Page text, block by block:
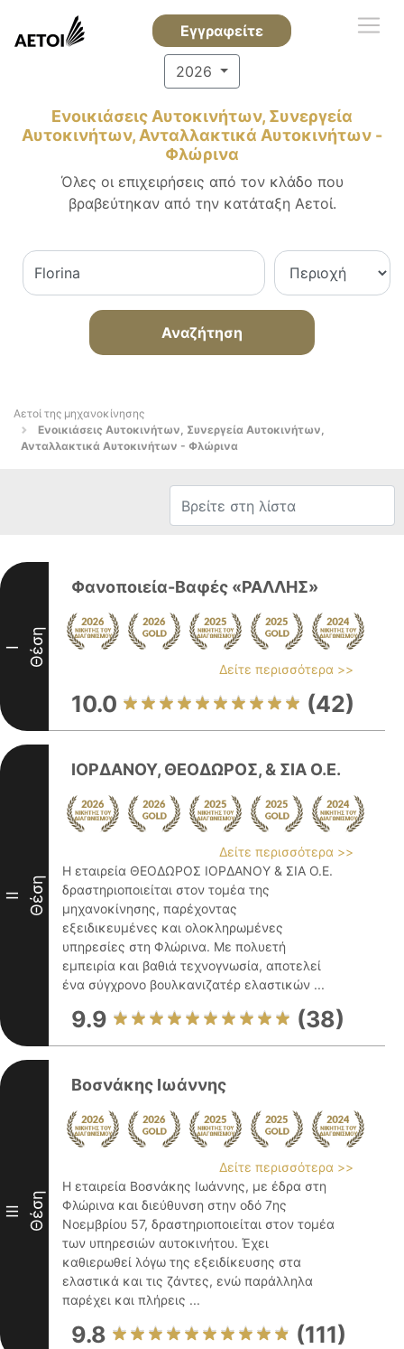
Εγγραφείτε
2026
Ενοικιάσεις Αυτοκινήτων, Συνεργεία
Αυτοκινήτων, Ανταλλακτικά Αυτοκινήτων -
Φλώρινα
Όλες οι επιχειρήσεις από τον κλάδο που
βραβεύτηκαν από την κατάταξη Αετοί.
Αναζήτηση
Αετοί της μηχανοκίνησης
Ενοικιάσεις Αυτοκινήτων, Συνεργεία Αυτοκινήτων,
Ανταλλακτικά Αυτοκινήτων - Φλώρινα
I Θέση
Φανοποιεία-Βαφές «ΡΑΛΛΗΣ»
Δείτε περισσότερα >>
10.0 (42)
II Θέση
ΙΟΡΔΑΝΟΥ, ΘΕΟΔΩΡΟΣ, & ΣΙΑ Ο.Ε.
Δείτε περισσότερα >>
Η εταιρεία ΘΕΟΔΩΡΟΣ ΙΟΡΔΑΝΟΥ & ΣΙΑ Ο.Ε.
δραστηριοποιείται στον τομέα της
μηχανοκίνησης, παρέχοντας
εξειδικευμένες και ολοκληρωμένες
υπηρεσίες στη Φλώρινα. Με πολυετή
εμπειρία και βαθιά τεχνογνωσία, αποτελεί
ένα σύγχρονο βουλκανιζατέρ ελαστικών ...
9.9 (38)
III Θέση
Βοσνάκης Ιωάννης
Δείτε περισσότερα >>
Η εταιρεία Βοσνάκης Ιωάννης, με έδρα στη
Φλώρινα και διεύθυνση στην οδό 7ης
Νοεμβρίου 57, δραστηριοποιείται στον τομέα
των υπηρεσιών αυτοκινήτου. Έχει
καθιερωθεί λόγω της εξειδίκευσης στα
ελαστικά και τις ζάντες, ενώ παράλληλα
παρέχει και πλήρεις ...
9.8 (111)